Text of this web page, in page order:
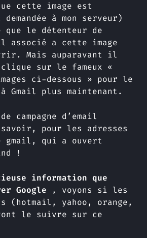
cette image est
à mon serveur)
que le détenteur de
associé a cette image
Mais auparavant il
sur le fameux «
ci-dessous » pour le
Gmail plus maintenant.
campagne d’email
pour les adresses
gmail, qui a ouvert
!
information que
Google , voyons si les
(hotmail, yahoo, orange,
le suivre sur ce